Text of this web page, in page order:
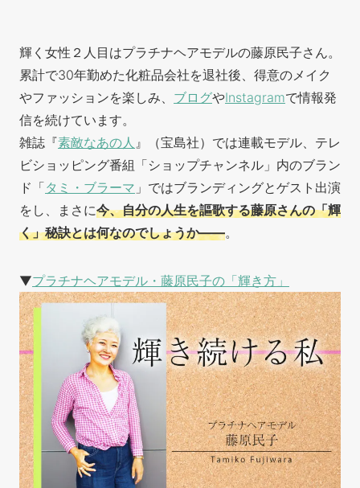
輝く女性２人目はプラチナヘアモデルの藤原民子さん。
累計で30年勤めた化粧品会社を退社後、得意のメイク
やファッションを楽しみ、 ブログやInstagramで情報発
信を続けています。
雑誌『素敵なあの人 』（宝島社）では連載モデル、テレ
ビショッピング番組「ショップチャンネル」内のブラン
ド「タミ・ブラーマ 」ではブランディングとゲスト出演
をし、まさに今、自分の人生を謳歌する藤原さんの「輝
く」秘訣とは何なのでしょうか——。
▼プラチナヘアモデル・藤原民子の「輝き方」